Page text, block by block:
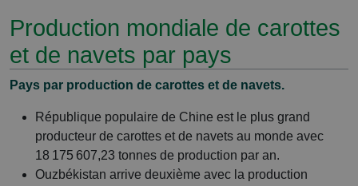
Production mondiale de carottes
et de navets par pays
Pays par production de carottes et de navets.
République populaire de Chine est le plus grand
producteur de carottes et de navets au monde avec
18 175 607,23 tonnes de production par an.
Ouzbékistan arrive deuxième avec la production